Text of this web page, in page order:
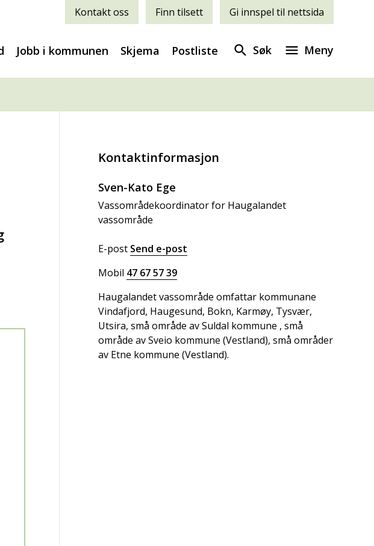
Kontakt oss Finn tilsett Gi innspel til nettsida
Jobb i kommunen Skjema Postliste Søk Meny
Kontaktinformasjon
Sven-Kato Ege
Vassområdekoordinator for Haugalandet
vassområde
E-post Send e-post
Mobil 47 67 57 39
Haugalandet vassområde omfattar kommunane
Vindafjord, Haugesund, Bokn, Karmøy, Tysvær,
Utsira, små område av Suldal kommune , små
område av Sveio kommune (Vestland), små områder
av Etne kommune (Vestland).